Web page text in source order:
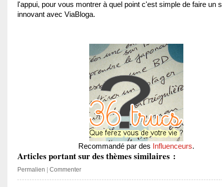
l'appui, pour vous montrer à quel point c'est simple de faire un
innovant avec ViaBloga.
Recommandé par des Influenceurs.
Articles portant sur des thèmes similaires :
Permalien Commenter